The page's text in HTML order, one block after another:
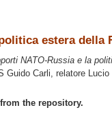
estera
NATO-Russia e la
Guido Carli, relatore
the repository.